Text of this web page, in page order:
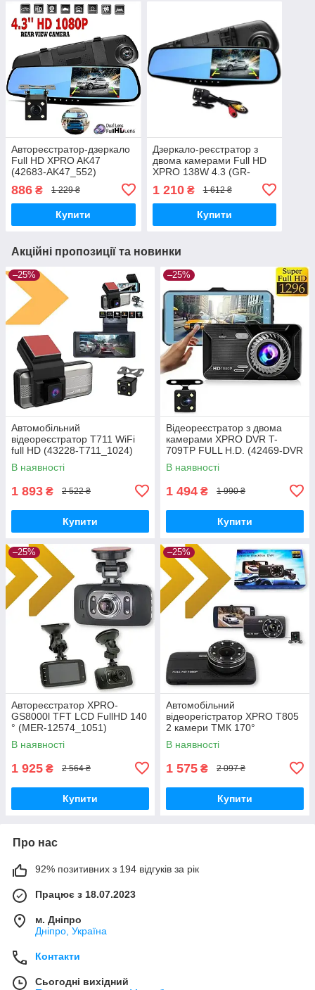
Автореєстратор-дзеркало
Full HD XPRO AK47
(42683-AK47_552)
886 ₴ 1 229 ₴
Купити
Дзеркало-реєстратор з
двома камерами Full HD
XPRO 138W 4.3 (GR-
1 210₴ 1 612 ₴
Купити
Акційні пропозиції та новинки
–25%
Автомобільний
відеореєстратор Т711 WiFi
full HD (43228-Т711_1024)
В наявності
1 893 ₴ 2 522 ₴
Купити
–25%
Відеореєстратор з двома
камерами XPRO DVR T-
709TP FULL H.D. (42469-DVR
T-709TP_921)
В наявності
1 494 ₴ 1 990 ₴
Купити
–25%
Автореєстратор XPRO-
GS8000l TFT LCD FullHD 140
° (MER-12574_1051)
В наявності
1 925 ₴ 2 564 ₴
Купити
–25%
Автомобільний
відеорегістратор XPRO T805
2 камери ТМК 170°
1920х1080(MER-14059_840)
В наявності
1 575 ₴ 2 097 ₴
Купити
Про нас
92% позитивних з 194 відгуків за рік
Працює з 18.07.2023
м. Дніпро
Дніпро, Україна
Контакти
Сьогодні вихідний